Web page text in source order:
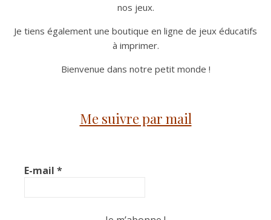
nos jeux.
Je tiens également une boutique en ligne de jeux éducatifs
à imprimer.
Bienvenue dans notre petit monde !
Me suivre par mail
E-mail *